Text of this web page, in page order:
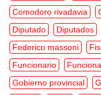
Comodoro rivadavia
Diputado
Diputados
Federico massoni
Funcionario
Gobierno provincial